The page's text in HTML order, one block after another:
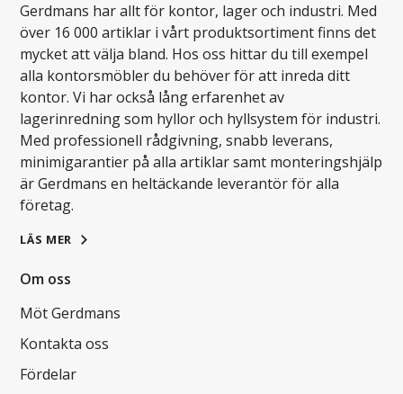
Gerdmans har allt för kontor, lager och industri. Med
över 16 000 artiklar i vårt produktsortiment finns det
mycket att välja bland. Hos oss hittar du till exempel
alla kontorsmöbler du behöver för att inreda ditt
kontor. Vi har också lång erfarenhet av
lagerinredning som hyllor och hyllsystem för industri.
Med professionell rådgivning, snabb leverans,
minimigarantier på alla artiklar samt monteringshjälp
är Gerdmans en heltäckande leverantör för alla
företag.
LÄS MER
Om oss
Möt Gerdmans
Kontakta oss
Fördelar